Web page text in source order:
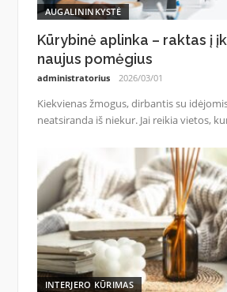
AUGALININKYSTĖ
Kūrybinė aplinka – raktas į
naujus pomėgius
administratorius 2026/03/01
Kiekvienas žmogus, dirbantis su
neatsiranda iš niekur. Jai reikia vietos,
INTERJERO KŪRIMAS